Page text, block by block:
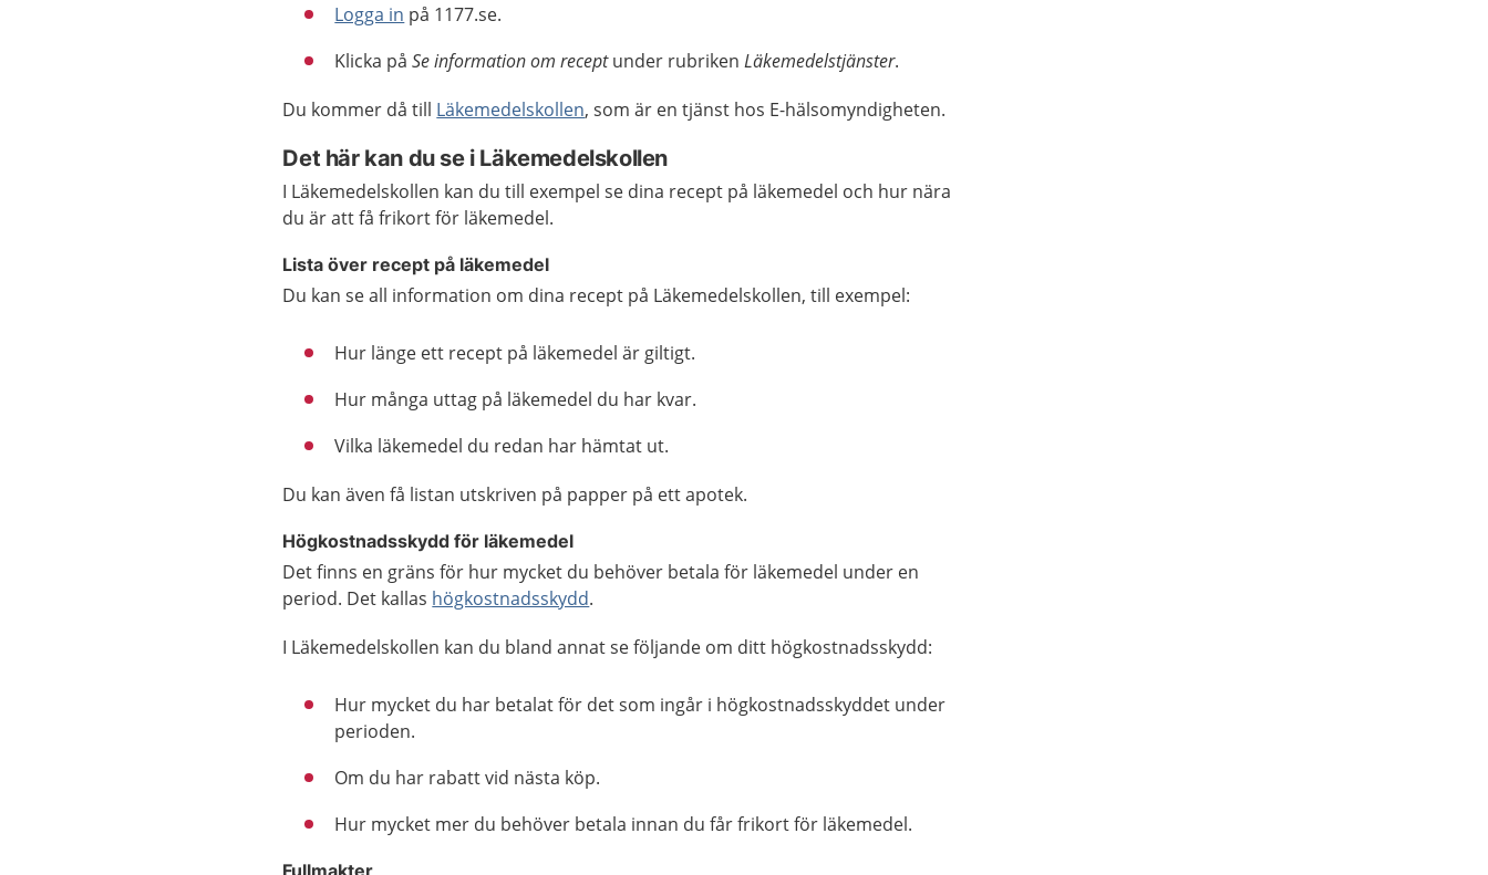
Logga in på 1177.se.
Klicka påSe information om receptunder rubrikenLäkemedelstjänster.
Du kommer då till Läkemedelskollen, som är en tjänst hos E-hälsomyndigheten.
Det här kan du se i Läkemedelskollen
I Läkemedelskollen kan du till exempel se dina recept på läkemedel och hur nära
du är att få frikort för läkemedel.
Lista över recept på läkemedel
Du kan se all information om dina recept på Läkemedelskollen, till exempel:
Hur länge ett recept på läkemedel är giltigt.
Hur många uttag på läkemedel du har kvar.
Vilka läkemedel du redan har hämtat ut.
Du kan även få listan utskriven på papper på ett apotek.
Högkostnadsskydd för läkemedel
Det finns en gräns för hur mycket du behöver betala för läkemedel under en
period. Det kallas högkostnadsskydd.
I Läkemedelskollen kan du bland annat se följande om ditt högkostnadsskydd:
Hur mycket du har betalat för det som ingår i högkostnadsskyddet under
perioden.
Om du har rabatt vid nästa köp.
Hur mycket mer du behöver betala innan du får frikort för läkemedel.
Fullmakter